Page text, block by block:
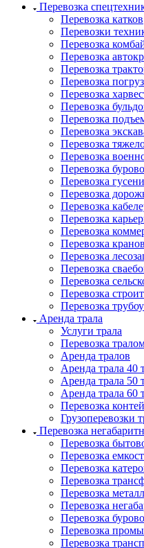
Перевозка
Перевозка катков
Перевозки
Перевозка
Перевозка
Перевозка
Перевозка
Перевозка
Перевозка
Перевозка
Перевозка
Перевозка
Перевозка
Перевозка
Перевозка
Перевозка
Перевозка
Перевозка
Перевозка
Перевозка
Перевозка
Перевозка
Перевозка
Перевозка
Перевозка
Аренда трала
Услуги трала
Перевозка
Аренда тралов
Аренда трала 40
Аренда трала 50
Аренда трала 60
Перевозка
Грузоперевозки
Перевозка
Перевозка
Перевозка
Перевозка
Перевозка
Перевозка
Перевозка
Перевозка
Перевозка
Перевозка